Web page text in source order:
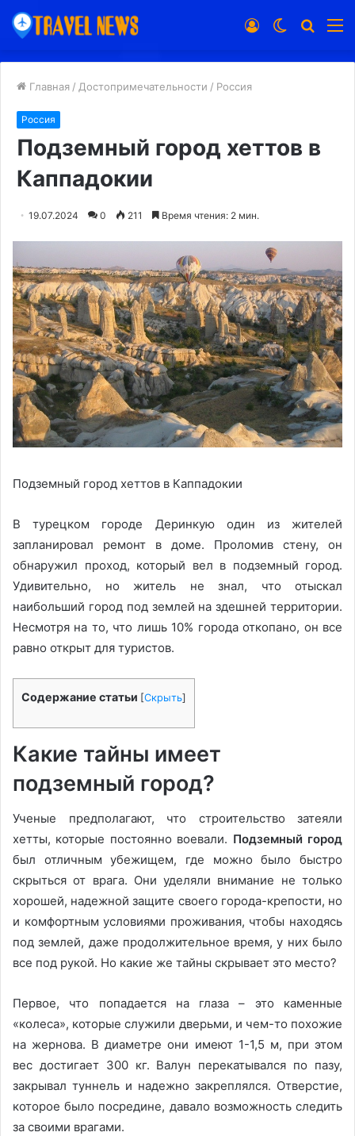
Switch
Войти
Главная / Достопримечательности / Россия
Россия
Подземный город хеттов в
Каппадокии
19.07.2024 0 211 Время чтения: 2 мин.
Подземный город хеттов в Каппадокии
В турецком городе Деринкую один из жителей
запланировал ремонт в доме. Проломив стену, он
обнаружил проход, который вел в подземный город.
Удивительно, но житель не знал, что отыскал
наибольший город под землей на здешней территории.
Несмотря на то, что лишь 10% города откопано, он все
равно открыт для туристов.
Содержание статьи [Скрыть]
Какие тайны имеет
подземный город?
Ученые предполагают, что строительство затеяли
хетты, которые постоянно воевали. Подземный город
был отличным убежищем, где можно было быстро
скрыться от врага. Они уделяли внимание не только
хорошей, надежной защите своего города-крепости, но
и комфортным условиями проживания, чтобы находясь
под землей, даже продолжительное время, у них было
все под рукой. Но какие же тайны скрывает это место?
Первое, что попадается на глаза – это каменные
«колеса», которые служили дверьми, и чем-то похожие
на жернова. В диаметре они имеют 1-1,5 м, при этом
вес достигает 300 кг. Валун перекатывался по пазу,
закрывал туннель и надежно закреплялся. Отверстие,
которое было посредине, давало возможность следить
за своими врагами.